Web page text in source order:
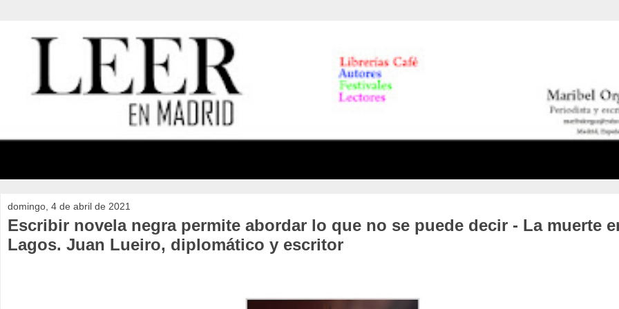
domingo, 4 de abril de 2021
Escribir novela negra permite abordar lo que no se puede decir - La muerte
Lagos. Juan Lueiro, diplomático y escritor